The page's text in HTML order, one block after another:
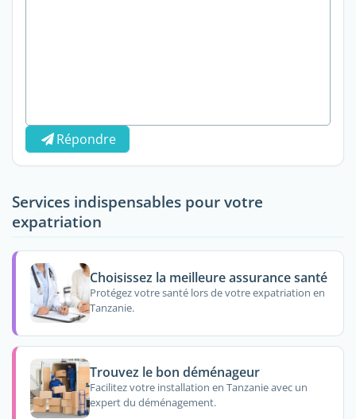
Répondre
Services indispensables pour votre
expatriation
Choisissez la meilleure assurance santé
Protégez votre santé lors de votre expatriation en
Tanzanie.
Trouvez le bon déménageur
Facilitez votre installation en Tanzanie avec un
expert du déménagement.